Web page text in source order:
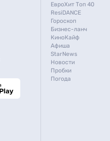
ЕвроХит Топ 40
ResiDANCE
Гороскоп
Бизнес-ланч
КиноКайф
Афиша
StarNews
Новости
Пробки
Погода